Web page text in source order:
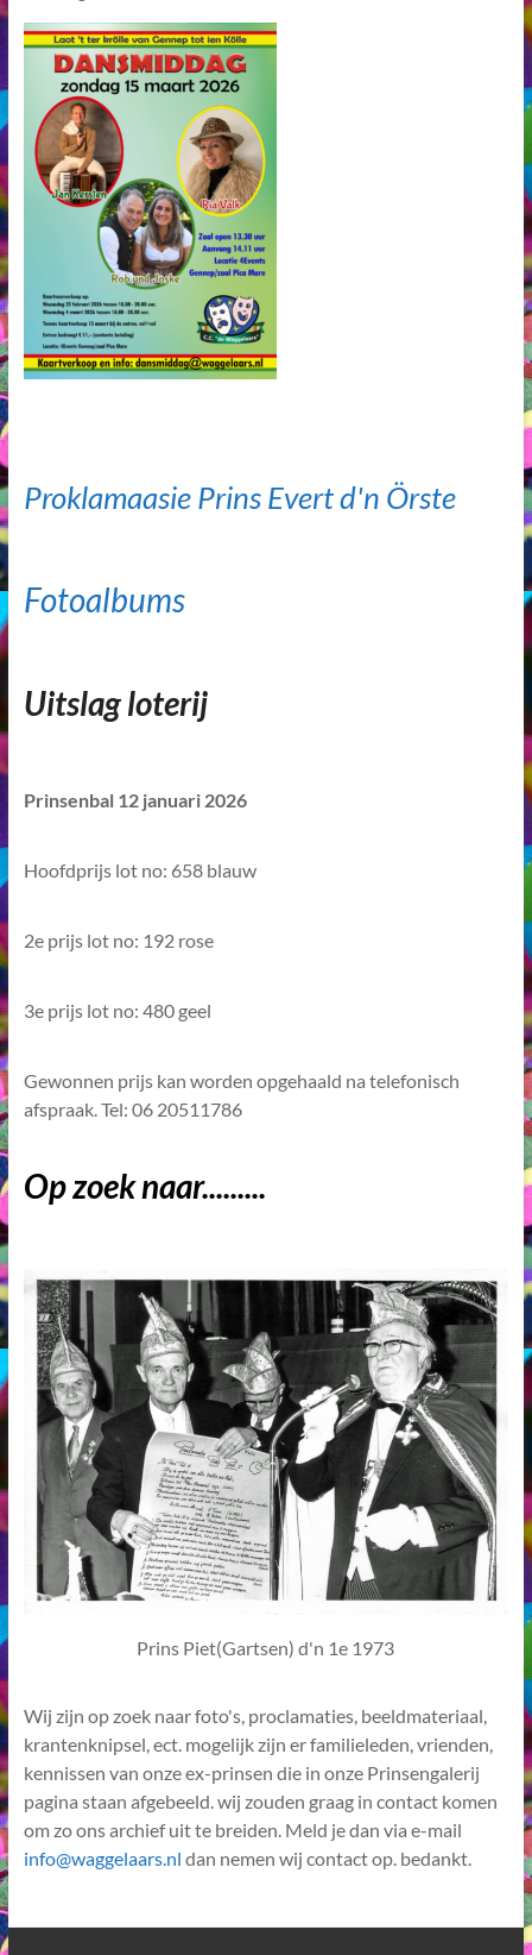
Proklamaasie Prins Evert d'n Örste
Fotoalbums
Uitslag loterij
Prinsenbal 12 januari 2026
Hoofdprijs lot no: 658 blauw
2e prijs lot no: 192 rose
3e prijs lot no: 480 geel
Gewonnen prijs kan worden opgehaald na telefonisch
afspraak. Tel: 06 20511786
Op zoek naar.........
Prins Piet(Gartsen) d'n 1e 1973
Wij zijn op zoek naar foto's, proclamaties, beeldmateriaal,
krantenknipsel, ect. mogelijk zijn er familieleden, vrienden,
kennissen van onze ex-prinsen die in onze Prinsengalerij
pagina staan afgebeeld. wij zouden graag in contact komen
om zo ons archief uit te breiden. Meld je dan via e-mail
info@waggelaars.nl dan nemen wij contact op. bedankt.